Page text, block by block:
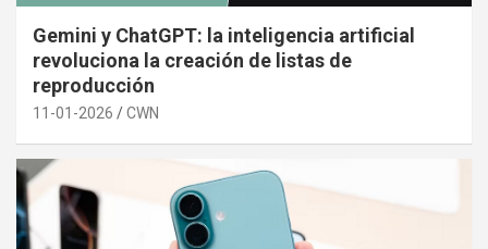
Gemini y ChatGPT: la inteligencia artificial
revoluciona la creación de listas de
reproducción
11-01-2026 CWN